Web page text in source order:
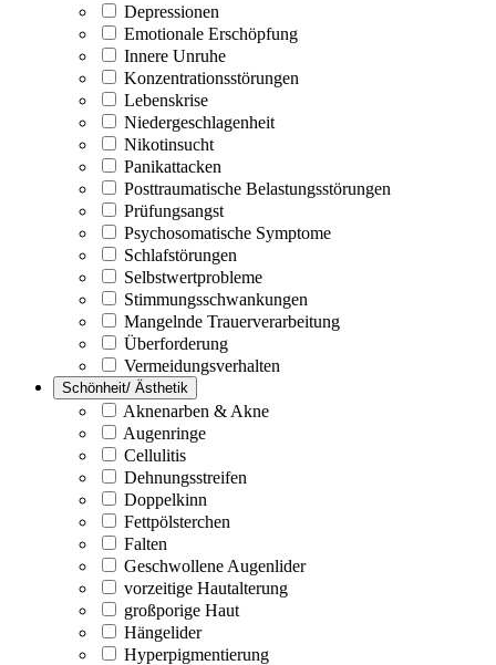
Depressionen
Emotionale Erschöpfung
Innere Unruhe
Konzentrationsstörungen
Lebenskrise
Niedergeschlagenheit
Nikotinsucht
Panikattacken
Posttraumatische Belastungsstörungen
Prüfungsangst
Psychosomatische Symptome
Schlafstörungen
Selbstwertprobleme
Stimmungsschwankungen
Mangelnde Trauerverarbeitung
Überforderung
Vermeidungsverhalten
Schönheit/ Ästhetik
Aknenarben & Akne
Augenringe
Cellulitis
Dehnungsstreifen
Doppelkinn
Fettpölsterchen
Falten
Geschwollene Augenlider
vorzeitige Hautalterung
großporige Haut
Hängelider
Hyperpigmentierung